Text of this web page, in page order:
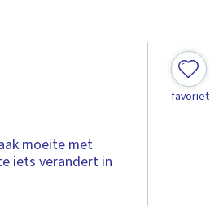
moeite met
iets verandert in
favoriet